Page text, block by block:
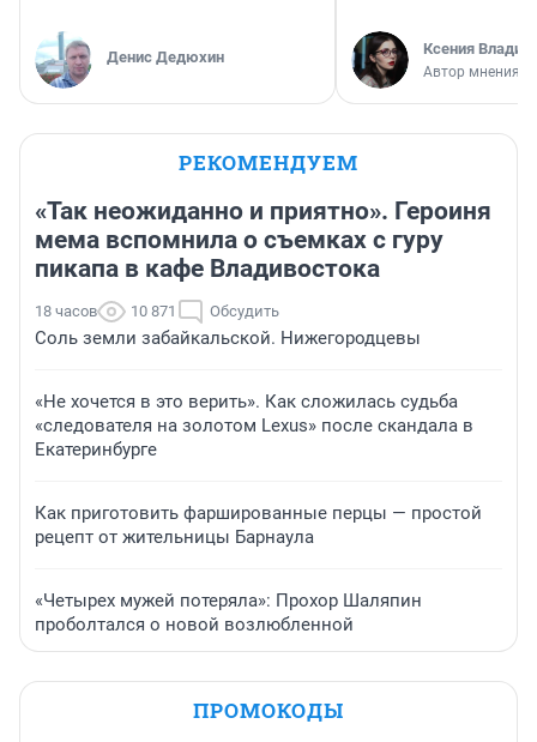
Денис Дедюхин Ксения
Автор мнения
РЕКОМЕНДУЕМ
«Так неожиданно и приятно». Героиня
мема вспомнила о съемках с гуру
пикапа в кафе Владивостока
18 часов 10 871 Обсудить
Соль земли забайкальской. Нижегородцевы
«Не хочется в это верить». Как сложилась судьба
«следователя на золотом Lexus» после скандала в
Екатеринбурге
Как приготовить фаршированные перцы — простой
рецепт от жительницы Барнаула
«Четырех мужей потеряла»: Прохор Шаляпин
проболтался о новой возлюбленной
ПРОМОКОДЫ